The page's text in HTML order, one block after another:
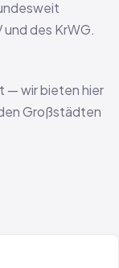
des KrWG.
— wir bieten hier
Großstädten